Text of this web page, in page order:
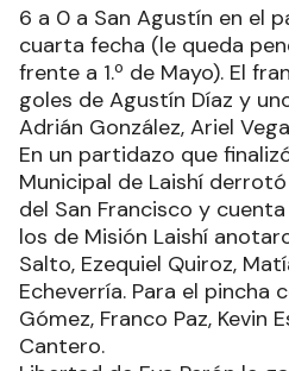
6 a 0 a San Agustín en el
cuarta fecha (le queda
frente a 1.º de Mayo). El
goles de Agustín Díaz y
Adrián González, Ariel
En un partidazo que
Municipal de Laishí
del San Francisco y
los de Misión Laishí
Salto, Ezequiel Quiroz,
Echeverría. Para el pincha
Gómez, Franco Paz, Kevin
Cantero.